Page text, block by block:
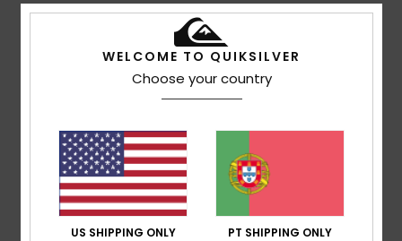
5/5
Boa combinação de cores
Cor: 5/5
4 /5
WELCOME TO QUIKSILVER
Choose your country
US SHIPPING ONLY PT SHIPPING ONLY